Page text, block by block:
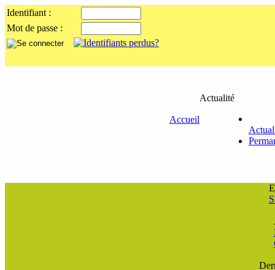
Identifiant :
Mot de passe :
Accueil
Actualité